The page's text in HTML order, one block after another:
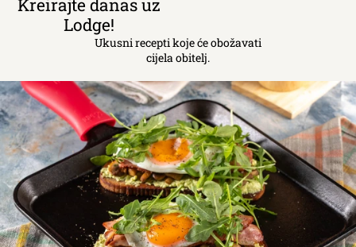
Kreirajte danas uz
Lodge!
Ukusni recepti koje će obožavati
cijela obitelj.